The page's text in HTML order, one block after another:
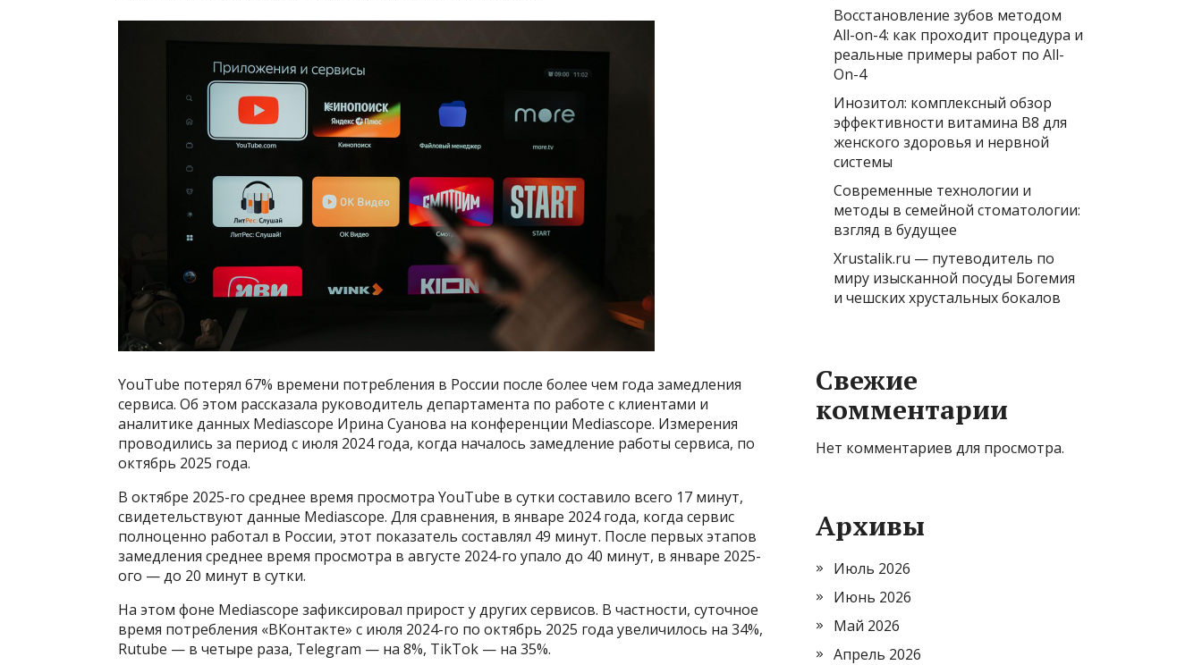
YouTube потерял 67% времени потребления в России после более чем года замедления
сервиса. Об этом рассказала руководитель департамента по работе с клиентами и
аналитике данных Mediascope Ирина Суанова на конференции Mediascope. Измерения
проводились за период с июля 2024 года, когда началось замедление работы сервиса, по
октябрь 2025 года.
В октябре 2025-го среднее время просмотра YouTube в сутки составило всего 17 минут,
свидетельствуют данные Mediascope. Для сравнения, в январе 2024 года, когда сервис
полноценно работал в России, этот показатель составлял 49 минут. После первых этапов
замедления среднее время просмотра в августе 2024-го упало до 40 минут, в январе 2025-
ого — до 20 минут в сутки.
На этом фоне Mediascope зафиксировал прирост у других сервисов. В частности, суточное
время потребления «ВКонтакте» с июля 2024-го по октябрь 2025 года увеличилось на 34%,
Rutube — в четыре раза, Telegram — на 8%, TikTok — на 35%.
Восстановление зубов методом
All-on-4: как проходит процедура и
реальные примеры работ по All-
On-4
Инозитол: комплексный обзор
эффективности витамина B8 для
женского здоровья и нервной
системы
Современные технологии и
методы в семейной стоматологии:
взгляд в будущее
Xrustalik.ru — путеводитель по
миру изысканной посуды Богемия
и чешских хрустальных бокалов
Свежие
комментарии
Нет комментариев для просмотра.
Архивы
Июль 2026
Июнь 2026
Май 2026
Апрель 2026